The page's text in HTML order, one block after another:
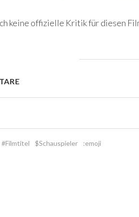
keine offizielle Kritik für diesen
#Filmtitel $Schauspieler :emoji